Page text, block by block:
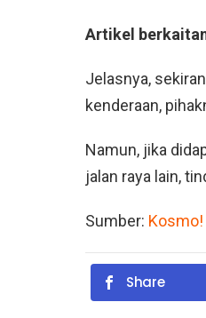
Artikel
Jelasnya,
kenderaan,
Namun, jika
jalan raya lain,
Sumber: Kosmo!
Share